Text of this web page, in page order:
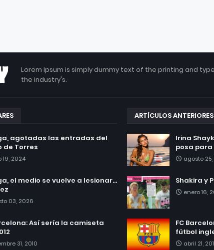
Lorem Ipsum is simply dummy text of the printing and
the industry's.
agotadas las entradas del
de Torres
19, 2024
el medio se vuelve a lesionar...
03, 2026
Así sería la camiseta
31, 2010
ARTÍCULOS ANTERIORES
Irina
posa para
agosto 25,
Shakira y
enero 16,
FC
fútbol
abril 21,